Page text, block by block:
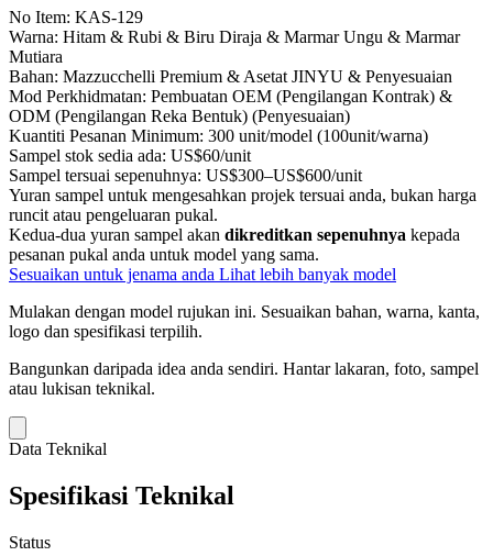
No Item: KAS-129
Warna: Hitam & Rubi & Biru Diraja & Marmar Ungu & Marmar
Mutiara
Bahan: Mazzucchelli Premium & Asetat JINYU & Penyesuaian
Mod Perkhidmatan: Pembuatan OEM (Pengilangan Kontrak) &
ODM (Pengilangan Reka Bentuk) (Penyesuaian)
Kuantiti Pesanan Minimum: 300 unit/model (100unit/warna)
Sampel stok sedia ada: US$60/unit
Sampel tersuai sepenuhnya: US$300–US$600/unit
Yuran sampel untuk mengesahkan projek tersuai anda, bukan harga
runcit atau pengeluaran pukal.
Kedua-dua yuran sampel akan dikreditkan sepenuhnya kepada
pesanan pukal anda untuk model yang sama.
Sesuaikan untuk jenama anda Lihat lebih banyak model
Mulakan dengan model rujukan ini. Sesuaikan bahan, warna, kanta,
logo dan spesifikasi terpilih.
Bangunkan daripada idea anda sendiri. Hantar lakaran, foto, sampel
atau lukisan teknikal.
Data Teknikal
Spesifikasi Teknikal
Status